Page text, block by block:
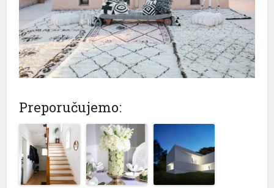
Preporučujemo: